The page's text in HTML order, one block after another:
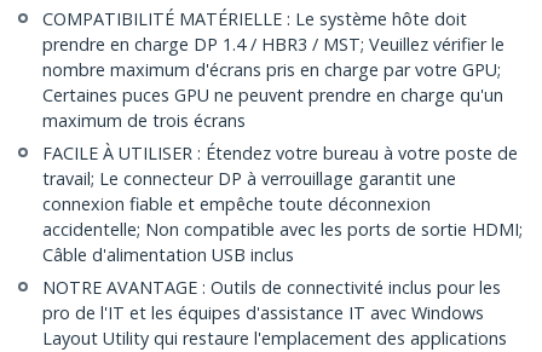
COMPATIBILITÉ MATÉRIELLE : Le système hôte doit
prendre en charge DP 1.4 / HBR3 / MST; Veuillez vérifier le
nombre maximum d'écrans pris en charge par votre GPU;
Certaines puces GPU ne peuvent prendre en charge qu'un
maximum de trois écrans
FACILE À UTILISER : Étendez votre bureau à votre poste de
travail; Le connecteur DP à verrouillage garantit une
connexion fiable et empêche toute déconnexion
accidentelle; Non compatible avec les ports de sortie HDMI;
Câble d'alimentation USB inclus
NOTRE AVANTAGE : Outils de connectivité inclus pour les
pro de l'IT et les équipes d'assistance IT avec Windows
Layout Utility qui restaure l'emplacement des applications